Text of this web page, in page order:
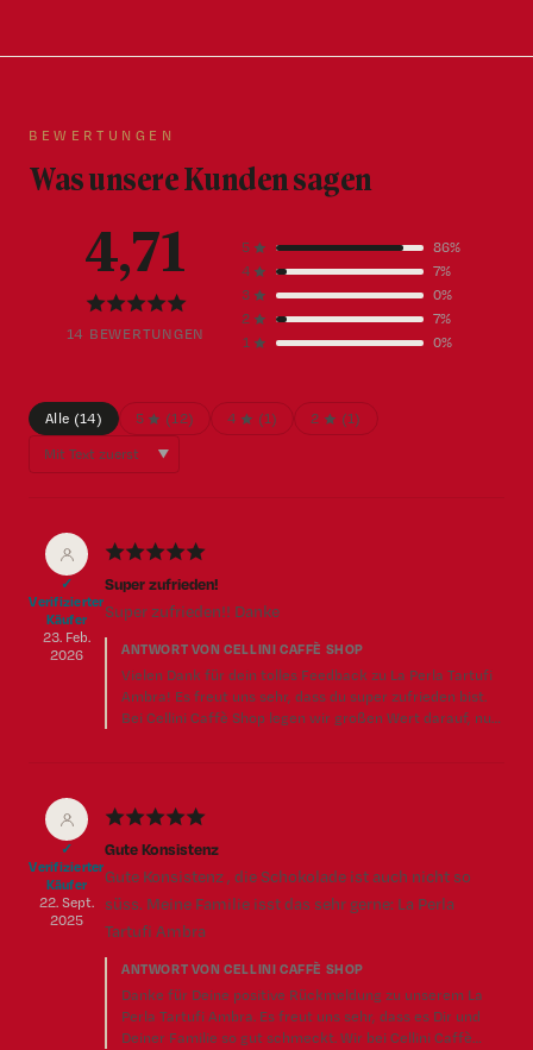
BEWERTUNGEN
Was unsere Kunden sagen
4,71
★★★★★
14 BEWERTUNGEN
5 ★
86%
4 ★
7%
3 ★
0%
2 ★
7%
1 ★
0%
Alle (14) 5 ★ (12) 4 ★ (1)
2 ★ (1)
▼
✓
Verifizierter
Käufer
23. Feb.
2026
★★★★★
Super zufrieden!
Super zufrieden!! Danke
ANTWORT VON CELLINI CAFFÈ SHOP
Vielen Dank für dein tolles Feedback zu La Perla Tartufi
Ambra! Es freut uns sehr, dass du super zufrieden bist.
Bei Cellini Caffè Shop legen wir großen Wert darauf, nur
uns, weiterhin unser Bestes zu geben, um dir und allen
unseren Kunden ein erstklassiges Erlebnis zu bieten. Wir
freuen uns darauf, dich bald wieder bei Cellini Caffè
Shop begrüßen zu dürfen!
✓
Verifizierter
Käufer
22. Sept.
2025
★★★★★
Gute Konsistenz
Gute Konsistenz , die Schokolade ist auch nicht so
süss. Meine Familie isst das sehr gerne: La Perla
Tartufi Ambra
ANTWORT VON CELLINI CAFFÈ SHOP
Danke für Deine positive Rückmeldung zu unserem La
Perla Tartufi Ambra. Es freut uns sehr, dass es Dir und
Deiner Familie so gut schmeckt. Wir bei Cellini Caffè